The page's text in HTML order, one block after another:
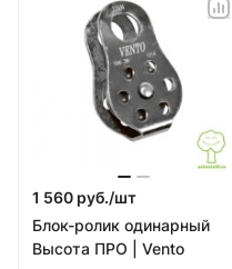
1 560 руб./шт
Блок-ролик одинарный
Высота ПРО | Vento